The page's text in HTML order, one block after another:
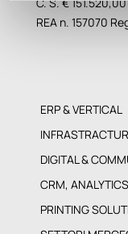
C. S. € 151.520,00
REA n. 157070
ERP & VERTICAL
DIGITAL &
CRM,
PRINTING